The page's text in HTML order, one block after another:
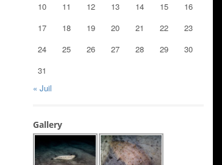
10
11 12 13 14 15
16
17
18 19 20 21 22
23
24
25 26 27 28 29
30
31
« Juil
Gallery